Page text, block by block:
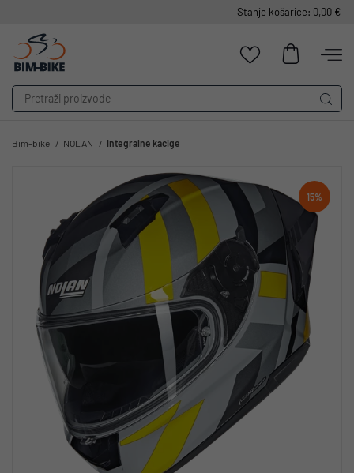
Stanje košarice: 0,00 €
Bim-bike NOLAN Integralne kacige
15%